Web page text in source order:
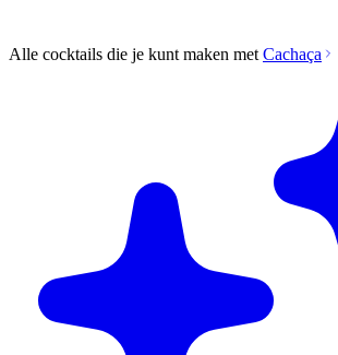
Alle cocktails die je kunt maken met Cachaça